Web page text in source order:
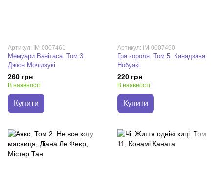
Артикул: IM-0007461
Мемуари Ванітаса. Том 3.
Джюн Мочідзукі
260 грн
В наявності
Купити
Артикул: IM-0007460
Гра короля. Том 5. Канадзава
Нобуакі
220 грн
В наявності
Купити